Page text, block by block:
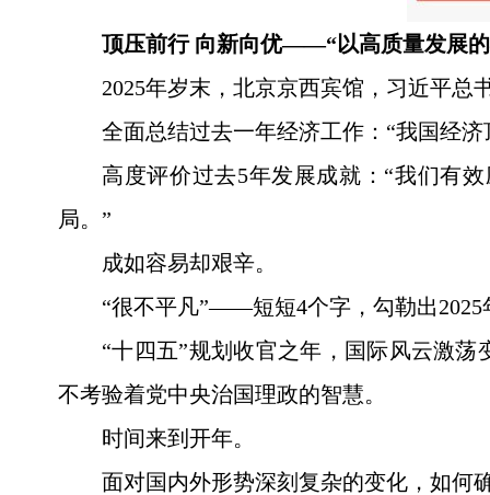
顶压前行 向新向优——“以高质量发展
2025年岁末，北京京西宾馆，习近平总
全面总结过去一年经济工作：“我国经
高度评价过去5年发展成就：“我们有
局。”
成如容易却艰辛。
“很不平凡”——短短4个字，勾勒出
“十四五”规划收官之年，国际风云激
不考验着党中央治国理政的智慧。
时间来到开年。
面对国内外形势深刻复杂的变化，如何